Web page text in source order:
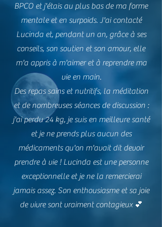
BPCO et j'étais au plus bas de ma forme
mentale et en surpoids. J'ai contacté
Lucinda et, pendant un an, grâce à ses
conseils, son soutien et son amour, elle
m'a appris à m'aimer et à reprendre ma
vie en main.
Des repas sains et nutritifs, la méditation
et de nombreuses séances de discussion :
j'ai perdu 24 kg, je suis en meilleure santé
et je ne prends plus aucun des
médicaments qu'on m'avait dit devoir
prendre à vie ! Lucinda est une personne
exceptionnelle et je ne la remercierai
jamais assez. Son enthousiasme et sa joie
de vivre sont vraiment contagieux 💕